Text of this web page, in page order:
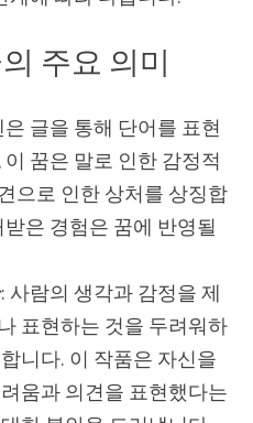
주요 의미
글을 통해 단어를 표현
꿈은 말로 인한 감정적
으로 인한 상처를 상징합
은 경험은 꿈에 반영될
: 사람의 생각과 감정을 제
표현하는 것을 두려워하
니다. 이 작품은 자신을
움과 의견을 표현했다는